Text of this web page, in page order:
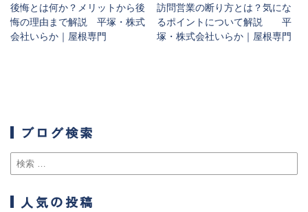
後悔とは何か？メリットから後
悔の理由まで解説 平塚・株式
会社いらか｜屋根専門
訪問営業の断り方とは？気にな
るポイントについて解説 平
塚・株式会社いらか｜屋根専門
ブログ検索
人気の投稿